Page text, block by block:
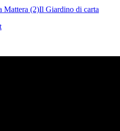
Mattera (2)Il Giardino di carta